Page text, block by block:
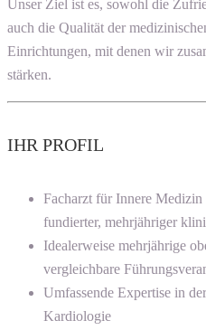
Unser Ziel ist es, sowohl die
auch die Qualität der
Einrichtungen, mit denen wir
stärken.
IHR PROFIL
Facharzt für Innere
fundierter, mehrjähriger
Idealerweise mehrjährige
vergleichbare
Umfassende Expertise in
Kardiologie